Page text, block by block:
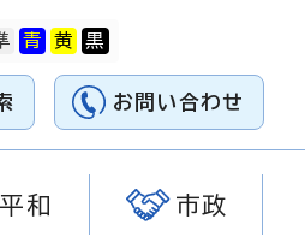
お問い合わせ
和 市政